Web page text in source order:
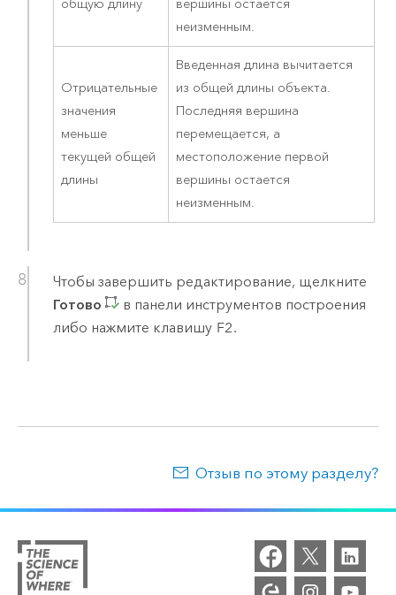
общую длину
вершины остается
неизменным.
Отрицательные
значения
меньше
текущей общей
длины
Введенная длина вычитается
из общей длины объекта.
Последняя вершина
перемещается, а
местоположение первой
вершины остается
неизменным.
Чтобы завершить редактирование, щелкните
Готово
в панели инструментов построения
либо нажмите клавишу F2.
Отзыв по этому разделу?